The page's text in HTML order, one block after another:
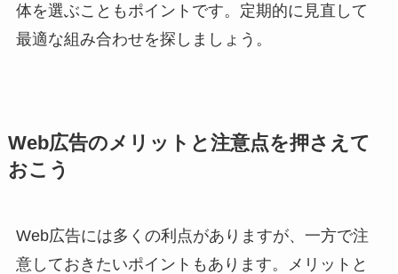
体を選ぶこともポイントです。定期的に見直して
最適な組み合わせを探しましょう。
Web広告のメリットと注意点を押さえて
おこう
Web広告には多くの利点がありますが、一方で注
意しておきたいポイントもあります。メリットと